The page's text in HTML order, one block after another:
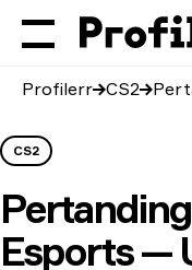
Profilerr CS2
CS2
Esports —